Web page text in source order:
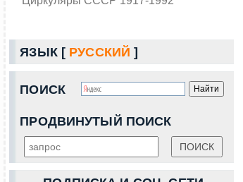
ЯЗЫК [ РУССКИЙ ]
ПОИСК
ПРОДВИНУТЫЙ ПОИСК